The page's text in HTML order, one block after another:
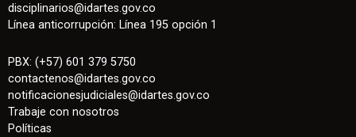
disciplinarios@idartes.gov.co
Línea anticorrupción: Línea 195 opción 1
PBX: (+57) 601 379 5750
contactenos@idartes.gov.co
notificacionesjudiciales@idartes.gov.co
Trabaje con nosotros
Políticas